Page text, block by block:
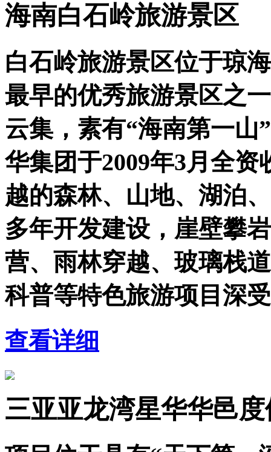
海南白石岭旅游景区
白石岭旅游景区位于琼
最早的优秀旅游景区之
云集，素有“海南第一山
华集团于2009年3月全
越的森林、山地、湖泊
多年开发建设，崖壁攀
营、雨林穿越、玻璃栈
科普等特色旅游项目深
查看详细
三亚亚龙湾星华华邑